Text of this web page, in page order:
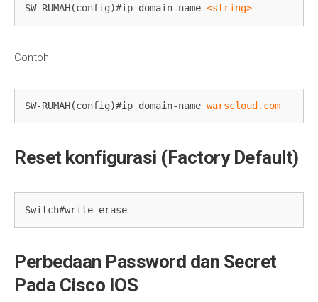
SW-RUMAH(config)#ip domain-name <string>
Contoh
SW-RUMAH(config)#ip domain-name warscloud.com
Reset konfigurasi (Factory Default)
Switch#write erase
Perbedaan Password dan Secret
Pada Cisco IOS